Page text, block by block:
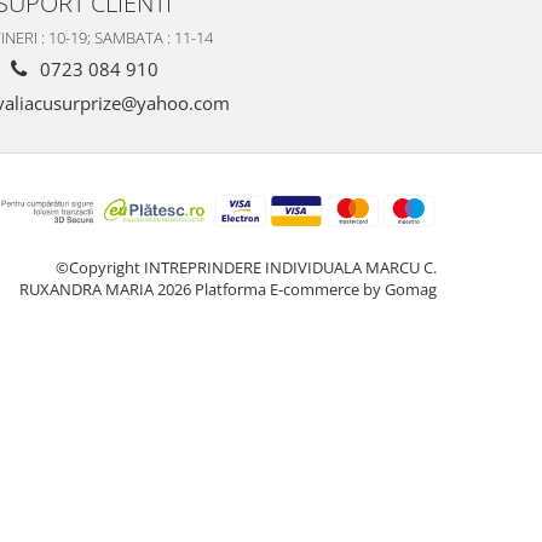
: 10-19; SAMBATA : 11-14
0723 084 910
©Copyright INTREPRINDERE INDIVIDUALA MARCU C.
RUXANDRA MARIA 2026 Platforma E-commerce by Gomag